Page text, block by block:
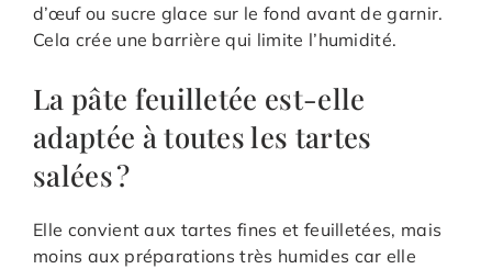
d’œuf ou sucre glace sur le fond avant de garnir.
Cela crée une barrière qui limite l’humidité.
La pâte feuilletée est-elle
adaptée à toutes les tartes
salées ?
Elle convient aux tartes fines et feuilletées, mais
moins aux préparations très humides car elle